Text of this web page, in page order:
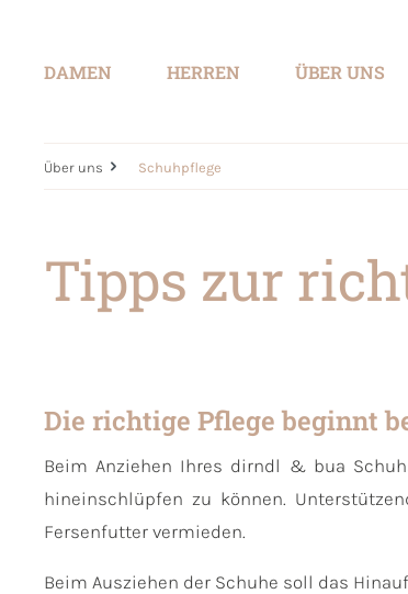
DAMEN HERREN ÜBER UNS
Über uns Schuhpflege
Tipps zur
Die richtige Pflege beginnt
Beim Anziehen Ihres dirndl & bua
hineinschlüpfen zu können.
Fersenfutter vermieden.
Beim Ausziehen der Schuhe soll das